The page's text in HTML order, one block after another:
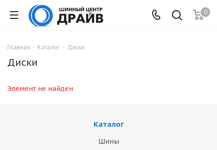
0
Главная - Каталог - Диски
Диски
Элемент не найден
Каталог
Шины